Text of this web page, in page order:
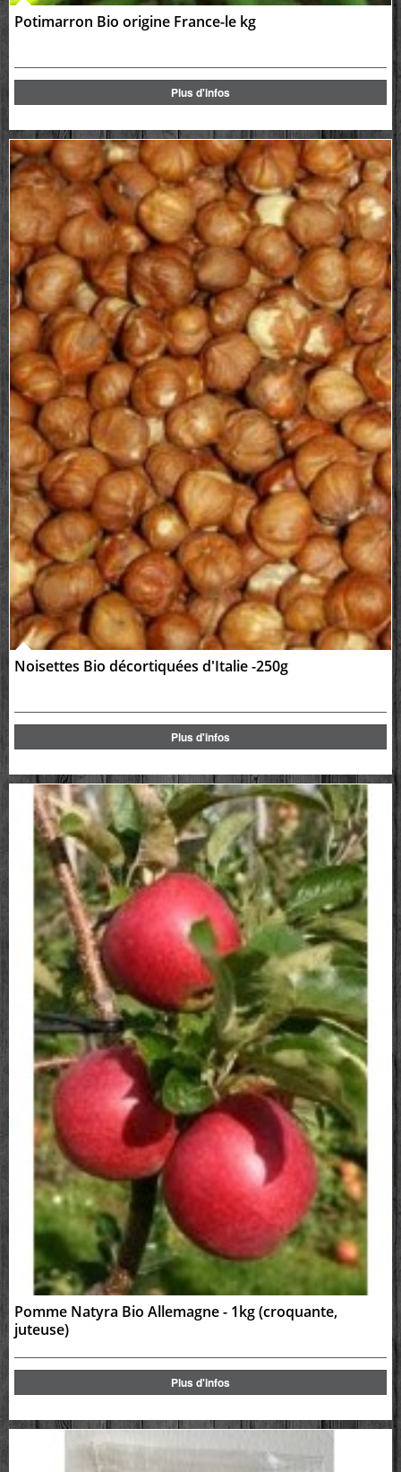
Potimarron Bio origine France-le kg
Plus d'infos
Noisettes Bio décortiquées d'Italie -250g
Plus d'infos
Pomme Natyra Bio Allemagne - 1kg (croquante,
juteuse)
Plus d'infos